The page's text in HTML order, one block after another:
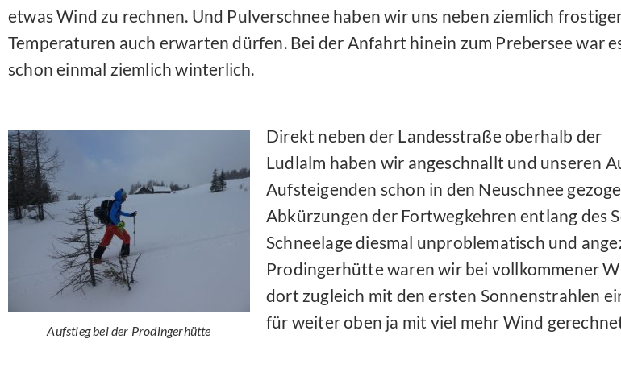
etwas Wind zu rechnen. Und Pulverschnee haben wir uns neben ziemlich
Temperaturen auch erwarten dürfen. Bei der Anfahrt hinein zum Prebersee war
schon einmal ziemlich winterlich.
Aufstieg bei der Prodingerhütte
Direkt neben der Landesstraße oberhalb der
Ludlalm haben wir angeschnallt und unseren
Aufsteigenden schon in den Neuschnee
Abkürzungen der Fortwegkehren entlang des
Schneelage diesmal unproblematisch und
Prodingerhütte waren wir bei vollkommener
dort zugleich mit den ersten Sonnenstrahlen
für weiter oben ja mit viel mehr Wind